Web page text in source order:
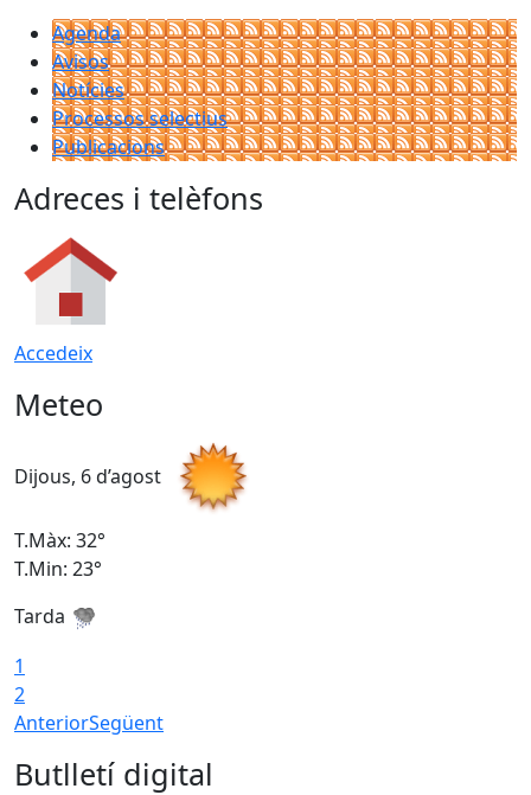
Agenda
Avisos
Notícies
Processos selectius
Publicacions
Adreces i telèfons
Accedeix
Meteo
Dijous, 6 d’agost
T.Màx: 32°
T.Min: 23°
Tarda
1
2
AnteriorSegüent
Butlletí digital